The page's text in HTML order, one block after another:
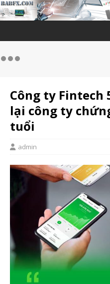
Công ty Fintech
lại công ty
tuổi
admin